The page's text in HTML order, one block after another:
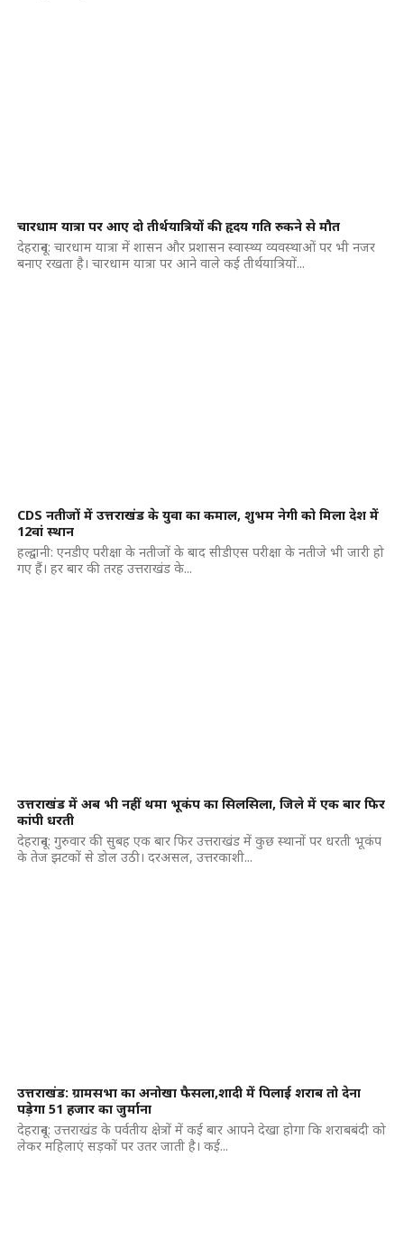
चारधाम यात्रा पर आए दो तीर्थयात्रियों की हृदय गति रुकने से मौत
देहरादून: चारधाम यात्रा में शासन और प्रशासन स्वास्थ्य व्यवस्थाओं पर भी नजर
बनाए रखता है। चारधाम यात्रा पर आने वाले कई तीर्थयात्रियों...
CDS नतीजों में उत्तराखंड के युवा का कमाल, शुभम नेगी को मिला देश में
12वां स्थान
हल्द्वानी: एनडीए परीक्षा के नतीजों के बाद सीडीएस परीक्षा के नतीजे भी जारी हो
गए हैं। हर बार की तरह उत्तराखंड के...
उत्तराखंड में अब भी नहीं थमा भूकंप का सिलसिला, जिले में एक बार फिर
कांपी धरती
देहरादून: गुरुवार की सुबह एक बार फिर उत्तराखंड में कुछ स्थानों पर धरती भूकंप
के तेज झटकों से डोल उठी। दरअसल, उत्तरकाशी...
उत्तराखंड: ग्रामसभा का अनोखा फैसला,शादी में पिलाई शराब तो देना
पड़ेगा 51 हजार का जुर्माना
देहरादून: उत्तराखंड के पर्वतीय क्षेत्रों में कई बार आपने देखा होगा कि शराबबंदी को
लेकर महिलाएं सड़कों पर उतर जाती है। कई...